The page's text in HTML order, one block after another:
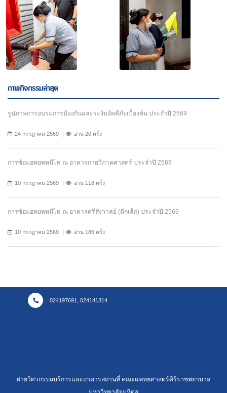
ภาพกิจกรรมล่าสุด
รูปภาพการอบรมการป้องกันและระงับอัคคีภัยเบื้องต้น ประจำปี 2569
24 กรกฎาคม 2569 อ่าน 20 ครั้ง
การซ้อมอพยพหนีไฟ ณ อาคารกายวิภาคศาสตร์ ประจำปี 2569
10 กรกฎาคม 2569 อ่าน 118 ครั้ง
การซ้อมอพยพหนีไฟ ณ อาคารศรีสังวาลย์ (ตึกเล็ก) ประจำปี 2569
10 กรกฎาคม 2569 อ่าน 186 ครั้ง
024197691, 024141314
ฝ่ายวิศวกรรมบริการและอาคารสถานที่ คณะแพทยศาสตร์ศิริราชพยาบาล